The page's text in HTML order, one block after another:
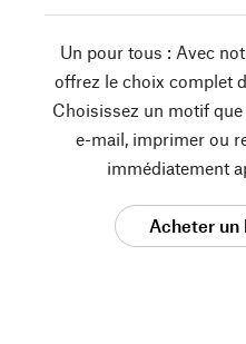
Un pour tous : Avec
offrez le choix complet
Choisissez un motif
e-mail, imprimer ou
immédiatement
Acheter un